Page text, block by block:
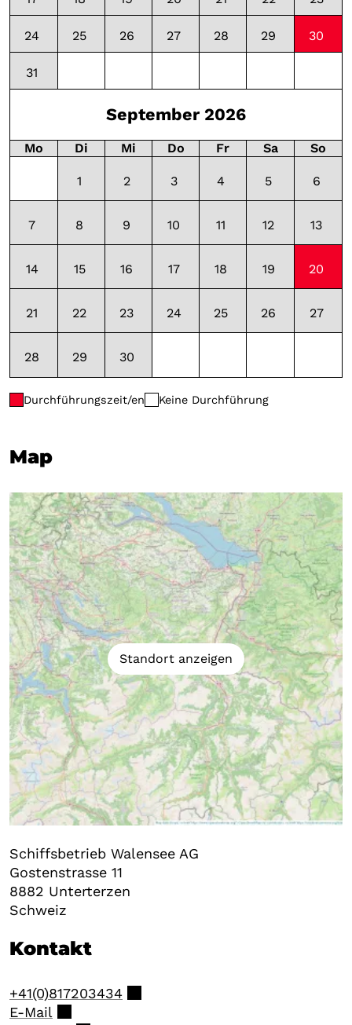
24 25 26 27 28 29 30
31
September 2026
Mo Di Mi Do Fr Sa So
1 2 3 4 5 6
7 8 9 10 11 12 13
14 15 16 17 18 19 20
21 22 23 24 25 26 27
28 29 30
Durchführungszeit/en Keine Durchführung
Map
Standort anzeigen
Schiffsbetrieb Walensee AG
Gostenstrasse 11
8882 Unterterzen
Schweiz
Kontakt
+41(0)817203434
E-Mail